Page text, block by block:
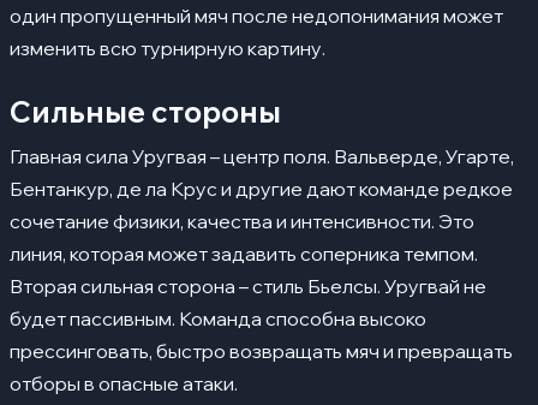
один пропущенный мяч после недопонимания может
изменить всю турнирную картину.
Сильные стороны
Главная сила Уругвая – центр поля. Вальверде, Угарте,
Бентанкур, де ла Крус и другие дают команде редкое
сочетание физики, качества и интенсивности. Это
линия, которая может задавить соперника темпом.
Вторая сильная сторона – стиль Бьелсы. Уругвай не
будет пассивным. Команда способна высоко
прессинговать, быстро возвращать мяч и превращать
отборы в опасные атаки.